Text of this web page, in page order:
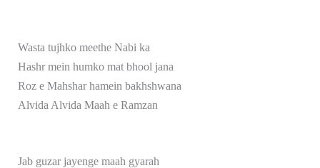
Wasta tujhko meethe Nabi ka
Hashr mein humko mat bhool jana
Roz e Mahshar hamein bakhshwana
Alvida Alvida Maah e Ramzan
Jab guzar jayenge maah gyarah